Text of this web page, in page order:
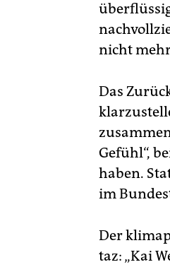
nicht
Das
Gefühl“,
haben.
im
Der
taz: „Kai